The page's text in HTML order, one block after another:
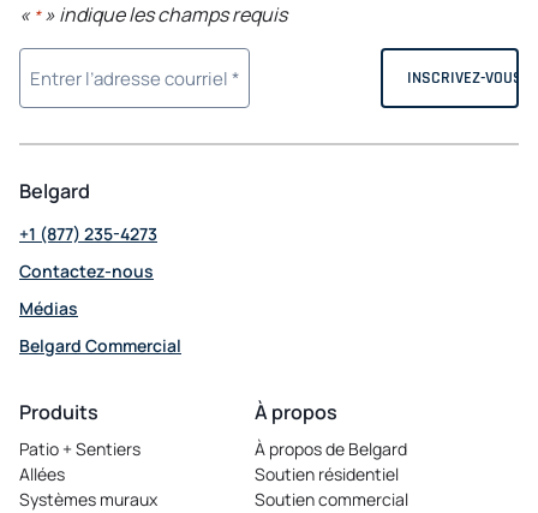
« *» indique les champs requis
Belgard
+1 (877) 235-4273
Contactez-nous
Médias
Belgard Commercial
Produits
Patio + Sentiers
Allées
Systèmes muraux
À propos
À propos de Belgard
Soutien résidentiel
Soutien commercial